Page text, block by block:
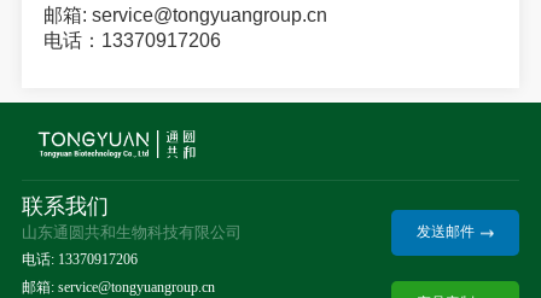
邮箱: service@tongyuangroup.cn
电话：13370917206
联系我们
山东通圆共和生物科技有限公司
电话: 13370917206
邮箱: service@tongyuangroup.cn
发送邮件